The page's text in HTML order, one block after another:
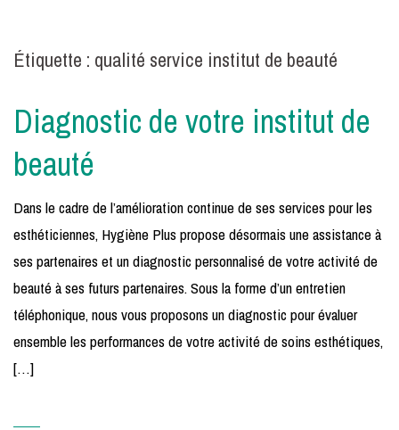
Étiquette : qualité service institut de beauté
Diagnostic de votre institut de
beauté
Dans le cadre de l’amélioration continue de ses services pour les
esthéticiennes, Hygiène Plus propose désormais une assistance à
ses partenaires et un diagnostic personnalisé de votre activité de
beauté à ses futurs partenaires. Sous la forme d’un entretien
téléphonique, nous vous proposons un diagnostic pour évaluer
ensemble les performances de votre activité de soins esthétiques,
[…]